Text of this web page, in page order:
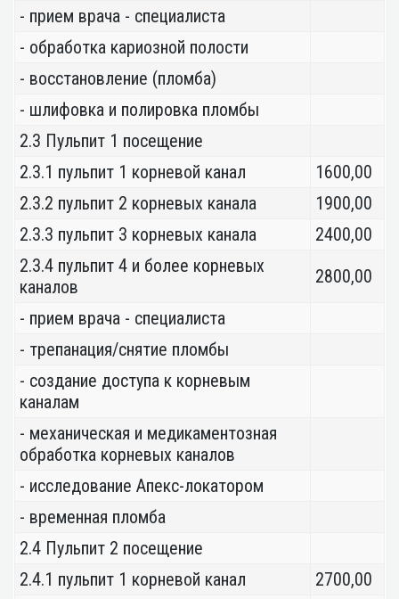
- прием врача - специалиста
- обработка кариозной полости
- восстановление (пломба)
- шлифовка и полировка пломбы
2.3 Пульпит 1 посещение
2.3.1 пульпит 1 корневой канал
1600,00
2.3.2 пульпит 2 корневых канала
1900,00
2.3.3 пульпит 3 корневых канала
2400,00
2.3.4 пульпит 4 и более корневых
каналов
2800,00
- прием врача - специалиста
- трепанация/снятие пломбы
- создание доступа к корневым
каналам
- механическая и медикаментозная
обработка корневых каналов
- исследование Апекс-локатором
- временная пломба
2.4 Пульпит 2 посещение
2.4.1 пульпит 1 корневой канал
2700,00